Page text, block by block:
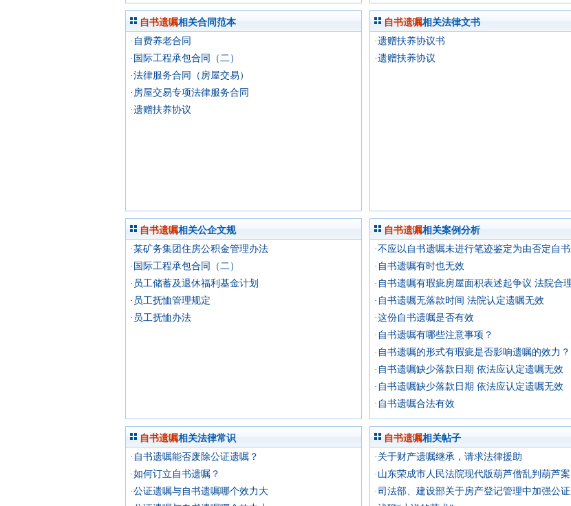
自书遗嘱相关合同范本
·自费养老合同
·国际工程承包合同（二）
·法律服务合同（房屋交易）
·房屋交易专项法律服务合同
·遗赠扶养协议
自书遗嘱相关法律文书
·遗赠扶养协议书
·遗赠扶养协议
自书遗嘱相关公企文规
·某矿务集团住房公积金管理办法
·国际工程承包合同（二）
·员工储蓄及退休福利基金计划
·员工抚恤管理规定
·员工抚恤办法
自书遗嘱相关案例分析
·自书遗嘱有时也无效
·自书遗嘱无落款时间 法院认定遗嘱无效
·这份自书遗嘱是否有效
·自书遗嘱有哪些注意事项？
·自书遗嘱的形式有瑕疵是否影响遗嘱的效力？
·自书遗嘱缺少落款日期 依法应认定遗嘱无效
·自书遗嘱缺少落款日期 依法应认定遗嘱无效
·自书遗嘱合法有效
自书遗嘱相关法律常识
·自书遗嘱能否废除公证遗嘱？
·如何订立自书遗嘱？
·公证遗嘱与自书遗嘱哪个效力大
自书遗嘱相关帖子
·关于财产遗嘱继承，请求法律援助
·山东荣成市人民法院现代版葫芦僧乱判葫芦案